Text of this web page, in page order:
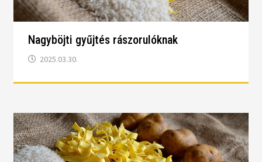
Nagyböjti gyűjtés rászorulóknak
2025.03.30.